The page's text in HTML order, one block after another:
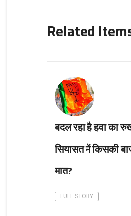
Related
बदल रहा है हवा का
सियासत में किसकी
मात?
FULL STORY